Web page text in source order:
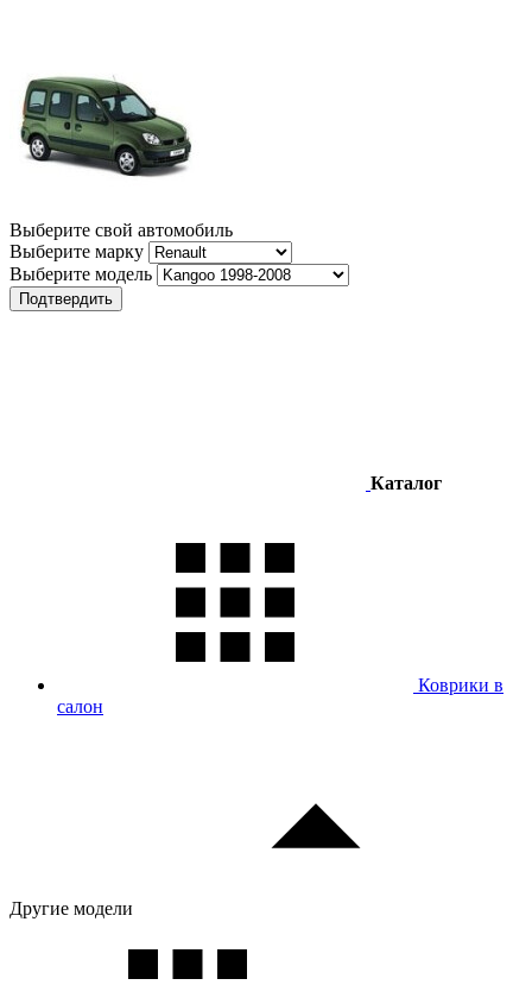
Выберите свой автомобиль
Выберите марку
Выберите модель
Подтвердить
Каталог
Коврики в
салон
Другие модели